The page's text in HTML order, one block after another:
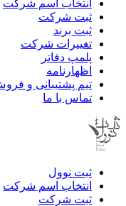
انتخاب اسم شرکت
ثبت شرکت
ثبت برند
تغییرات شرکت
پلمپ دفاتر
اظهارنامه
تیم پشتیبانی و
تماس با ما
ثبت نوول
انتخاب اسم شرکت
ثبت شرکت